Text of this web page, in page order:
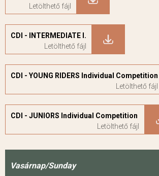
CDI - INTERMEDIATE I.
CDI - YOUNG RIDERS Individual Competition
CDI - JUNIORS Individual Competition
Vasárnap/Sunday